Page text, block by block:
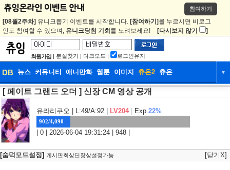
참여하기
[08월2주차] 유니크뽑기 이벤트를 시작합니다. [참여하기] 를 누르시면 비로그
인도 참여할 수 있으며, 유니크당첨 기회 를 노려보세요! [다시보지 않기 ]
회원가입 | 분실찾기 | 다크모드 | 로그인유지
DB 뉴스 커뮤니티 애니만화 웹툰 이미지 츄온2 츄온 ▼
DB 뉴스 커뮤니티
웹툰 이미지 츄온2
[ 페이트 그랜드 오더 ] 신장 CM 영상 공개
유라리쿠오 | L:49/A:92 | LV204 Exp.22%
902/4,090
| 0 | 2026-06-04 19:31:24 | 948 |
[숨덕모드설정] 게시판최상단항상설정가능 [닫기X]